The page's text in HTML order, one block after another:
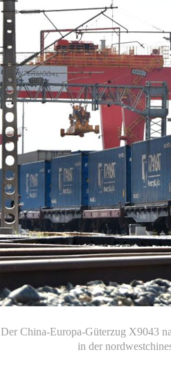
Der China-Europa-Güterzug X9043
in der